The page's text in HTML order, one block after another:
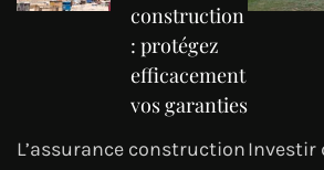
construction
: protégez
efficacement
vos garanties
L’assurance constructionInvestir